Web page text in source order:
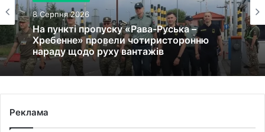
Про економіку
8 Серпня 2026
На пункті пропуску «Рава-Руська –
Хребенне» провели чотиристоронню
Про освіту
8 Серпня 2026
держсубвенцію на енергетичну стійкість
Реклама